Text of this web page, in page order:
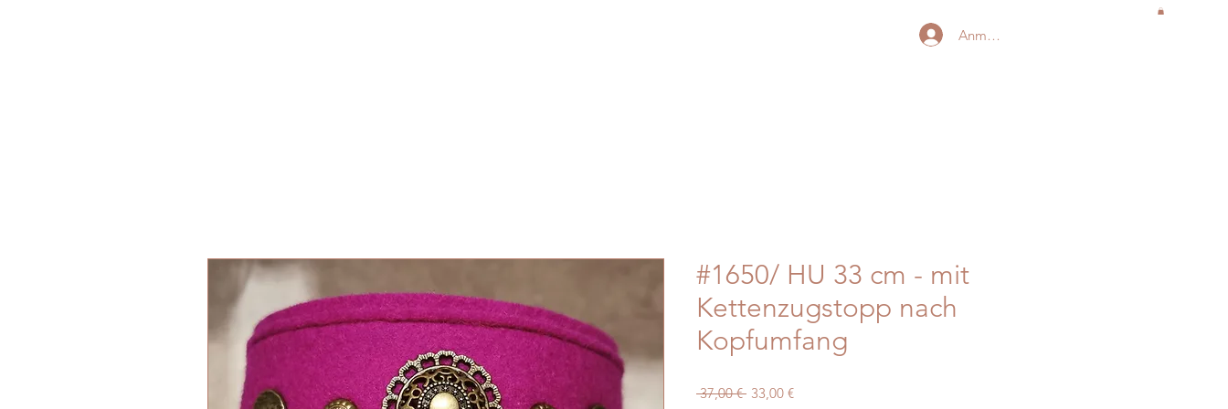
Anmelden
#1650/ HU 33 cm - mit
Kettenzugstopp nach
Kopfumfang
37,00 € Standardpreis
33,00 €Sale-